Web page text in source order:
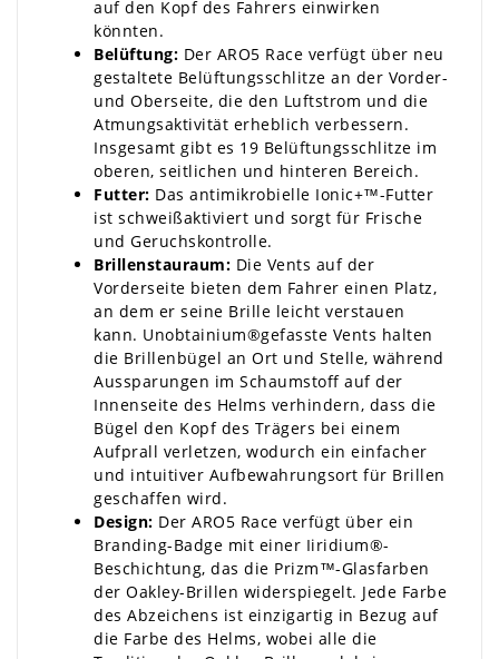
auf den Kopf des Fahrers einwirken
könnten.
Belüftung: Der ARO5 Race verfügt über neu
gestaltete Belüftungsschlitze an der Vorder-
und Oberseite, die den Luftstrom und die
Atmungsaktivität erheblich verbessern.
Insgesamt gibt es 19 Belüftungsschlitze im
oberen, seitlichen und hinteren Bereich.
Futter: Das antimikrobielle Ionic+™-Futter
ist schweißaktiviert und sorgt für Frische
und Geruchskontrolle.
Brillenstauraum: Die Vents auf der
Vorderseite bieten dem Fahrer einen Platz,
an dem er seine Brille leicht verstauen
kann. Unobtainium®gefasste Vents halten
die Brillenbügel an Ort und Stelle, während
Aussparungen im Schaumstoff auf der
Innenseite des Helms verhindern, dass die
Bügel den Kopf des Trägers bei einem
Aufprall verletzen, wodurch ein einfacher
und intuitiver Aufbewahrungsort für Brillen
geschaffen wird.
Design: Der ARO5 Race verfügt über ein
Branding-Badge mit einer Iiridium®-
Beschichtung, das die Prizm™-Glasfarben
der Oakley-Brillen widerspiegelt. Jede Farbe
des Abzeichens ist einzigartig in Bezug auf
die Farbe des Helms, wobei alle die